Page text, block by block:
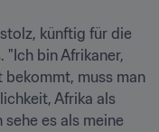
künftig für die
"Ich bin Afrikaner,
bekommt, muss man
Afrika als
es als meine